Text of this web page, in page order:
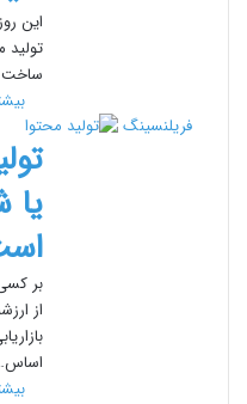
این
ساخت
فریلنسینگ
یا
بر
از